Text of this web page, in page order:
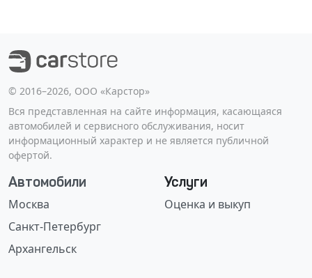
©️ 2016–2026, ООО «Карстор»
Вся представленная на сайте информация, касающаяся
автомобилей и сервисного обслуживания, носит
информационный характер и не является публичной
офертой.
Автомобили
Москва
Санкт-Петербург
Архангельск
Услуги
Оценка и выкуп